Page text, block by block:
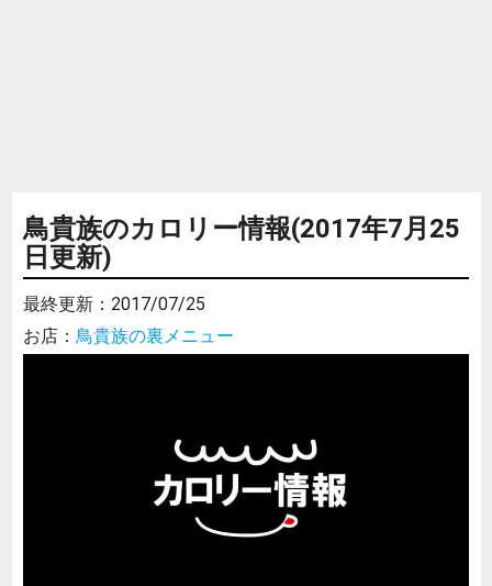
鳥貴族のカロリー情報(2017年7月25
日更新)
最終更新： 2017/07/25
お店： 鳥貴族の裏メニュー